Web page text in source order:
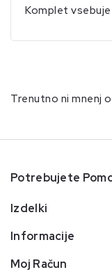
Komplet vsebuje
Trenutno ni mnenj
Potrebujete
Izdelki
Informacije
Moj Račun